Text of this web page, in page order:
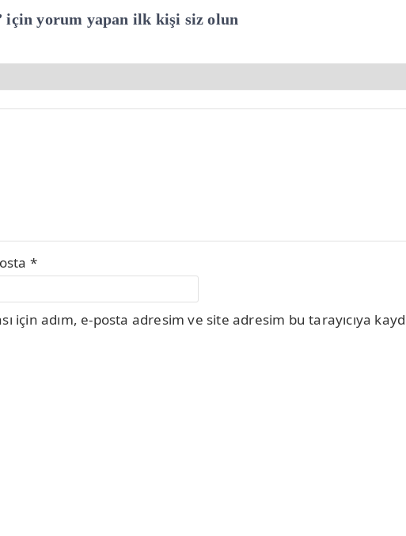
için yorum yapan ilk kişi siz olun
*
için adım, e-posta adresim ve site adresim bu tarayıcıya